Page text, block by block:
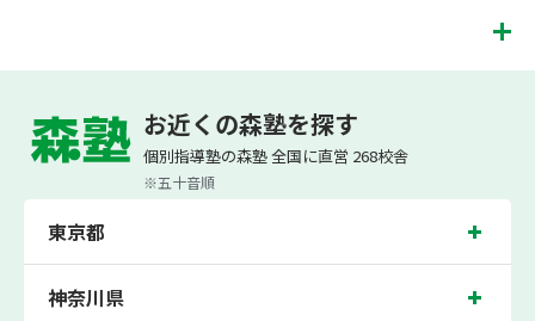
（算数・英語・国語）[個別]とDOJO[集団]、中学生は5科目（数学・英語・国語・
理科・社会）、高校生は7科目（数学・英語・国語[古典・現代文]・理科[物理・化
学・生物・地学]・地理歴史・公民・小論文）を提供しています。
また、個別指導塾「森塾」では「成績保証制度」を提供しており、高校生の入塾後
満でご入塾の場合、受講科目が1科目で+20点以上。60点以上でご入塾の場合、そ
上がらなければ、3学期目の対象科目授業料を全額免除し、1学期間無料で指導させ
ていただきます。＊定期テストの一科目あたりの満点数が100点でない地域では、
100点満点に換算した場合の上記 記載点数相当の内容を保証させていただきます。
お近くの森塾を探す
個別指導塾の森塾 全国に直営 268校舎
※五十音順
東京都
神奈川県